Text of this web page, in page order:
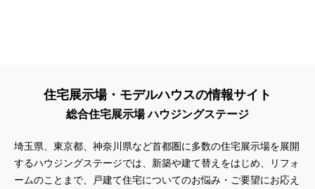
住宅展示場・モデルハウスの情報サイト
総合住宅展示場 ハウジングステージ
埼玉県、東京都、神奈川県など首都圏に多数の住宅展示場を展開
するハウジングステージでは、新築や建て替えをはじめ、リフォ
ームのことまで、戸建て住宅についてのお悩み・ご要望にお応え